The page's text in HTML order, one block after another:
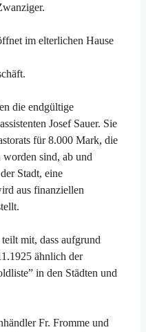
im elterlichen Hause
die endgültige
Josef Sauer. Sie
für 8.000 Mark, die
worden sind, ab und
Stadt, eine
aus finanziellen
mit, dass aufgrund
ähnlich der
in den Städten und
Fr. Fromme und